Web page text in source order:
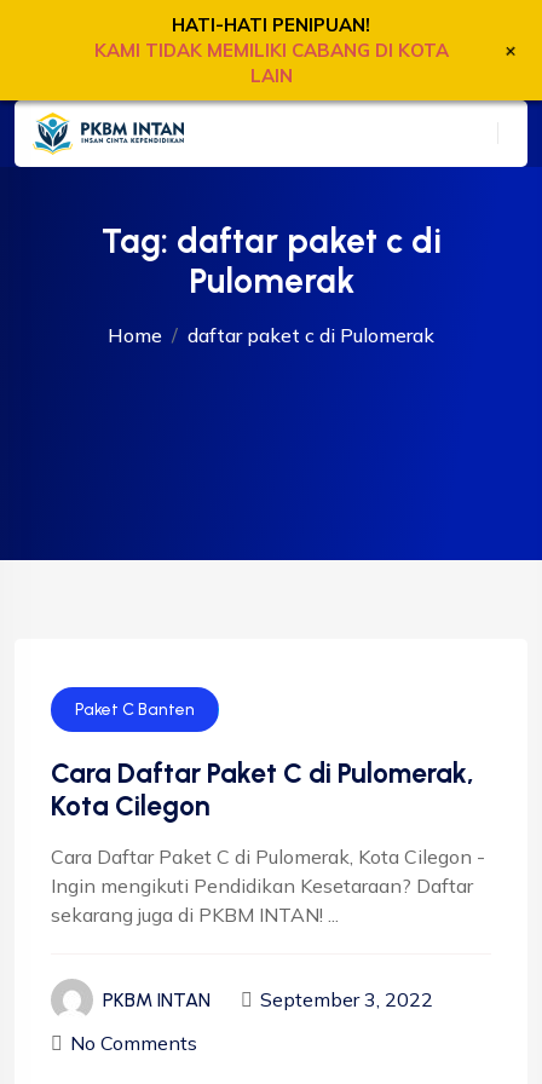
Tag: daftar paket c di
Pulomerak
Home daftar paket c di Pulomerak
Paket C Banten
Cara Daftar Paket C di Pulomerak,
Kota Cilegon
Cara Daftar Paket C di Pulomerak, Kota Cilegon -
Ingin mengikuti Pendidikan Kesetaraan? Daftar
sekarang juga di PKBM INTAN! ...
PKBM INTAN
September 3, 2022
No Comments
HATI-HATI PENIPUAN!
KAMI TIDAK MEMILIKI CABANG DI KOTA
LAIN
+